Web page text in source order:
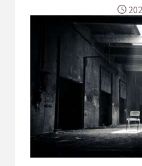
敗、愛情可能會背叛，只
材」，是只要付出金錢與
看到回報的。 但是醫美本
間、對抗基因、奪回身體
是容易失去對於「不完
迎收聽！